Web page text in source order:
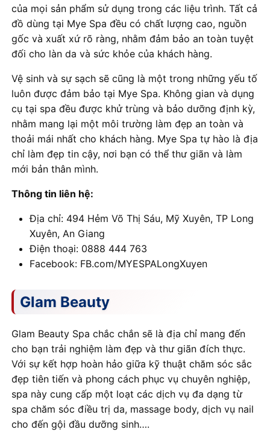
của mọi sản phẩm sử dụng trong các liệu trình. Tất cả
đồ dùng tại Mye Spa đều có chất lượng cao, nguồn
gốc và xuất xứ rõ ràng, nhằm đảm bảo an toàn tuyệt
đối cho làn da và sức khỏe của khách hàng.
Vệ sinh và sự sạch sẽ cũng là một trong những yếu tố
luôn được đảm bảo tại Mye Spa. Không gian và dụng
cụ tại spa đều được khử trùng và bảo dưỡng định kỳ,
nhằm mang lại một môi trường làm đẹp an toàn và
thoải mái nhất cho khách hàng. Mye Spa tự hào là địa
chỉ làm đẹp tin cậy, nơi bạn có thể thư giãn và làm
mới bản thân mình.
Thông tin liên hệ:
Địa chỉ: 494 Hẻm Võ Thị Sáu, Mỹ Xuyên, TP Long
Xuyên, An Giang
Điện thoại: 0888 444 763
Facebook: FB.com/MYESPALongXuyen
Glam Beauty
Glam Beauty Spa chắc chắn sẽ là địa chỉ mang đến
cho bạn trải nghiệm làm đẹp và thư giãn đích thực.
Với sự kết hợp hoàn hảo giữa kỹ thuật chăm sóc sắc
đẹp tiên tiến và phong cách phục vụ chuyên nghiệp,
spa này cung cấp một loạt các dịch vụ đa dạng từ
spa chăm sóc điều trị da, massage body, dịch vụ nail
cho đến gội đầu dưỡng sinh….